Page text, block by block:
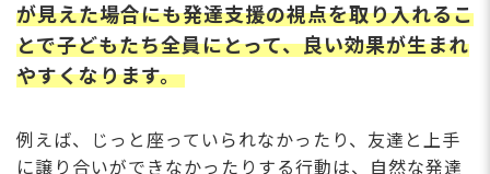
が⾒えた場合にも発達⽀援の視点を取り⼊れるこ
とで⼦どもたち全員にとって、良い効果が⽣まれ
やすくなります。
例えば、じっと座っていられなかったり、友達と上⼿
に譲り合いができなかったりする⾏動は、⾃然な発達